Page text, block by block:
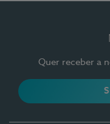
Quer receber a